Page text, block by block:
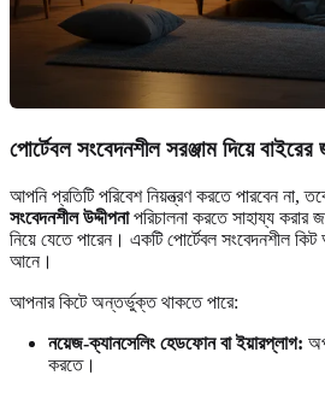
পোর্টেবল সংবেদনশীল সরঞ্জাম দিয়ে
আপনি প্রতিটি পরিবেশ নিয়ন্ত্রণ করতে পারবেন না,
সংবেদনশীল উদ্দীপনাপরিচালনা করতে সাহায্য করার
নিয়ে যেতে পারেন। একটি পোর্টেবল সংবেদনশীল কিট
আনে।
আপনার কিটে অন্তর্ভুক্ত থাকতে পারে:
নয়েজ-ক্যানসেলিং হেডফোন বা ইয়ারপ্লাগ:
করতে।